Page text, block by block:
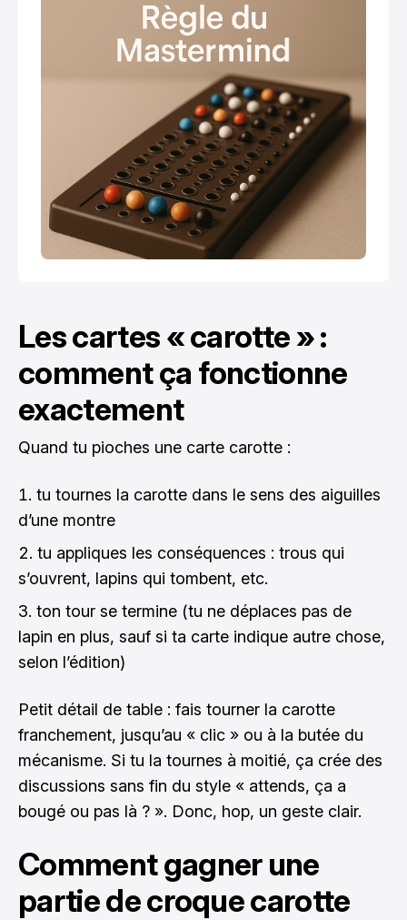
Les cartes « carotte » :
comment ça fonctionne
exactement
Quand tu pioches une carte carotte :
tu tournes la carotte dans le sens des aiguilles
d’une montre
tu appliques les conséquences : trous qui
s’ouvrent, lapins qui tombent, etc.
ton tour se termine (tu ne déplaces pas de
lapin en plus, sauf si ta carte indique autre chose,
selon l’édition)
Petit détail de table : fais tourner la carotte
franchement, jusqu’au « clic » ou à la butée du
mécanisme. Si tu la tournes à moitié, ça crée des
discussions sans fin du style « attends, ça a
bougé ou pas là ? ». Donc, hop, un geste clair.
Comment gagner une
partie de croque carotte